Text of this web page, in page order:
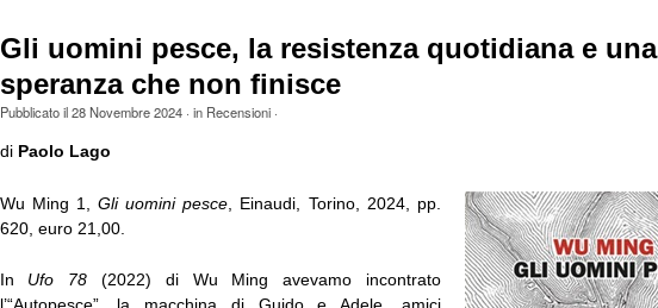
Gli uomini pesce, la resistenza quotidiana e una
speranza che non finisce
Pubblicato il28 Novembre 2024· in Recensioni·
di Paolo Lago
Wu Ming 1,Gli uomini pesce , Einaudi, Torino, 2024, pp.
620, euro 21,00.
In Ufo 78 (2022) di Wu Ming avevamo incontrato